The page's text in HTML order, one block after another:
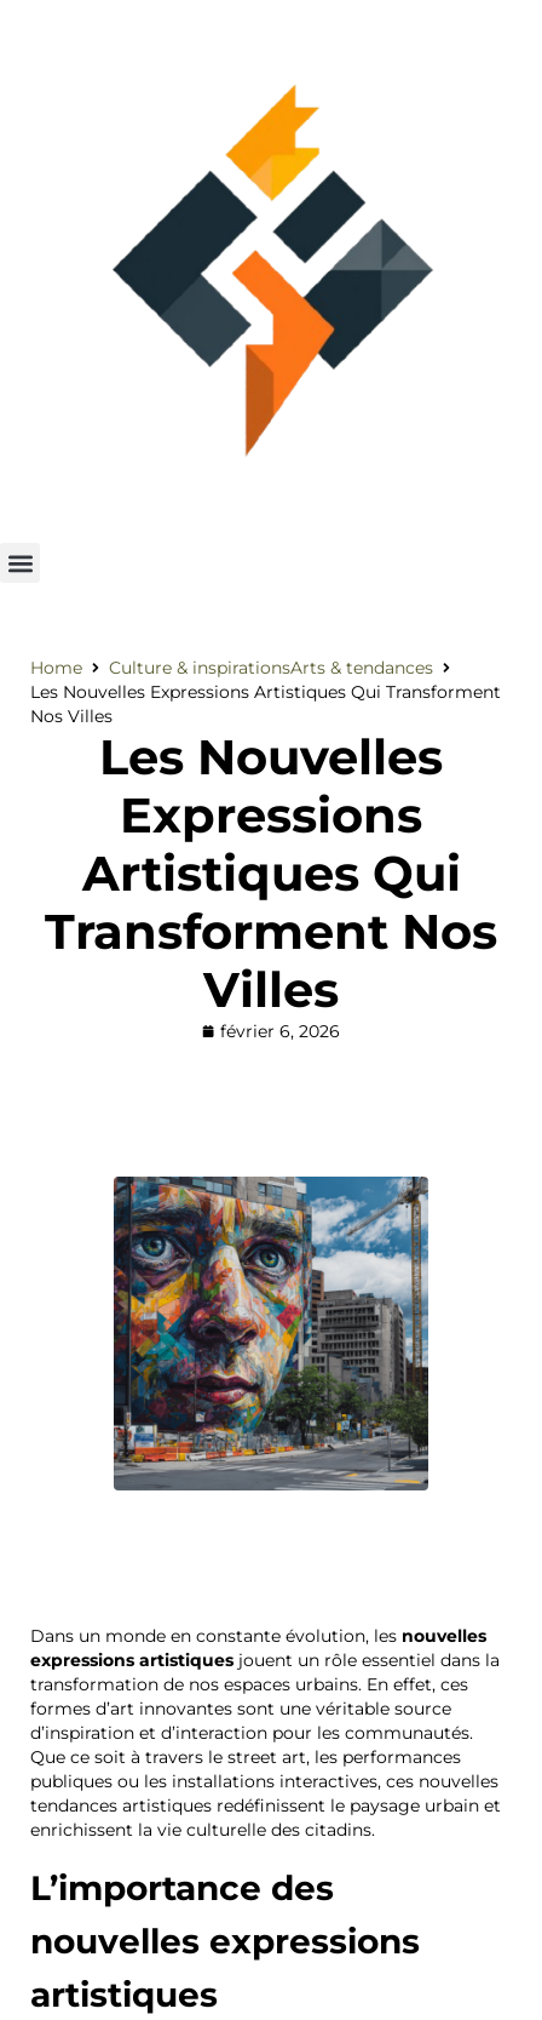
Home Culture & inspirationsArts & tendances
Les Nouvelles Expressions Artistiques Qui Transforment
Nos Villes
Les Nouvelles
Expressions
Artistiques Qui
Transforment Nos
Villes
février 6, 2026
Dans un monde en constante évolution, les nouvelles
expressions artistiques jouent un rôle essentiel dans la
transformation de nos espaces urbains. En effet, ces
formes d’art innovantes sont une véritable source
d’inspiration et d’interaction pour les communautés.
Que ce soit à travers le street art, les performances
publiques ou les installations interactives, ces nouvelles
tendances artistiques redéfinissent le paysage urbain et
enrichissent la vie culturelle des citadins.
L’importance des
nouvelles expressions
artistiques